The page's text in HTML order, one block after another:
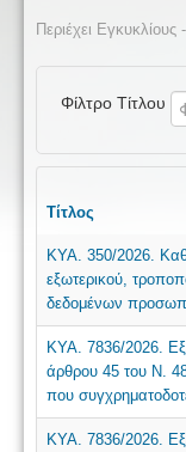
Περιέχει
Φίλτρο Τίτλου
Τίτλος
ΚΥΑ. 350/2026.
εξωτερικού,
δεδομένων
ΚΥΑ. 7836/2026.
άρθρου 45 του Ν.
που
ΚΥΑ. 7836/2026.